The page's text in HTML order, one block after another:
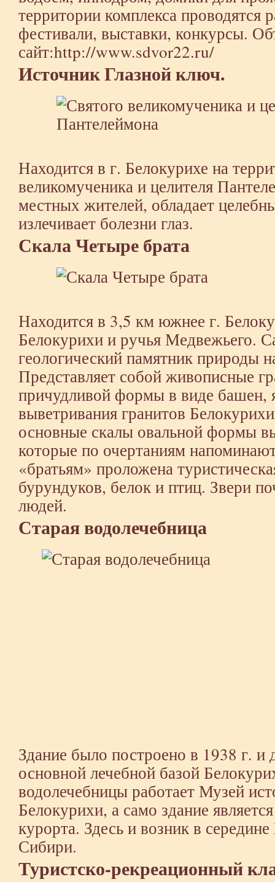
территории комплекса проводятся
фестивали, выставки, конкурсы.
сайт:http://www.sdvor22.ru/
Источник Глазной ключ.
Находится в г. Белокурихе на
великомученика и целителя
местных жителей, обладает
излечивает болезни глаз.
Скала Четыре брата
Находится в 3,5 км южнее г.
Белокурихи и ручья Медвежьего.
геологический памятник природы
Представляет собой живописные
причудливой формы в виде башен,
выветривания гранитов
основные скалы овальной формы
которые по очертаниям
«братьям» проложена
бурундуков, белок и птиц. Звери
людей.
Старая водолечебница
Здание было построено в 1938 г. и
основной лечебной базой
водолечебницы работает Музей
Белокурихи, а само здание
курорта. Здесь и возник в
Сибири.
Туристско-рекреационный